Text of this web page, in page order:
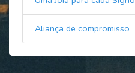
Aliança de compromisso